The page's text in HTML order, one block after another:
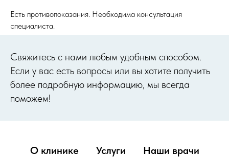
Есть противопоказания. Необходима консультация
специалиста.
Cвяжитесь с нами любым удобным способом.
Если у вас есть вопросы или вы хотите получить
более подробную информацию, мы всегда
поможем!
О клинике Услуги
Наши врачи